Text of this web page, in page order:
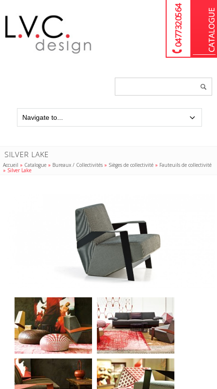
04 77 32 05 64
SILVER LAKE
Accueil » Catalogue » Bureaux / Collectivités » Sièges de collectivité » Fauteuils de collectivité
» Silver Lake